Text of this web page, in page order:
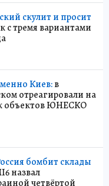
скулит и просит
с тремя вариантами
Киев:в
отреагировали на
объектов ЮНЕСКО
бомбит склады
назвал
четвёртой